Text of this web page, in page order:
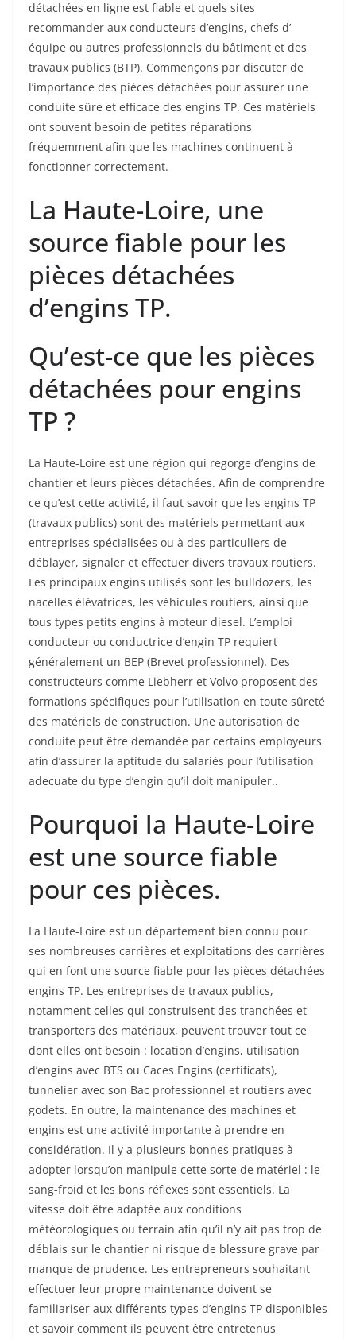
détachées en ligne est fiable et quels sites
recommander aux conducteurs d’engins, chefs d’
équipe ou autres professionnels du bâtiment et des
travaux publics (BTP). Commençons par discuter de
l’importance des pièces détachées pour assurer une
conduite sûre et efficace des engins TP. Ces matériels
ont souvent besoin de petites réparations
fréquemment afin que les machines continuent à
fonctionner correctement.
La Haute-Loire, une
source fiable pour les
pièces détachées
d’engins TP.
Qu’est-ce que les pièces
détachées pour engins
TP ?
La Haute-Loire est une région qui regorge d’engins de
chantier et leurs pièces détachées. Afin de comprendre
ce qu’est cette activité, il faut savoir que les engins TP
(travaux publics) sont des matériels permettant aux
entreprises spécialisées ou à des particuliers de
déblayer, signaler et effectuer divers travaux routiers.
Les principaux engins utilisés sont les bulldozers, les
nacelles élévatrices, les véhicules routiers, ainsi que
tous types petits engins à moteur diesel. L’emploi
conducteur ou conductrice d’engin TP requiert
généralement un BEP (Brevet professionnel). Des
constructeurs comme Liebherr et Volvo proposent des
formations spécifiques pour l’utilisation en toute sûreté
des matériels de construction. Une autorisation de
conduite peut être demandée par certains employeurs
afin d’assurer la aptitude du salariés pour l’utilisation
adecuate du type d’engin qu’il doit manipuler..
Pourquoi la Haute-Loire
est une source fiable
pour ces pièces.
La Haute-Loire est un département bien connu pour
ses nombreuses carrières et exploitations des carrières
qui en font une source fiable pour les pièces détachées
engins TP. Les entreprises de travaux publics,
notamment celles qui construisent des tranchées et
transporters des matériaux, peuvent trouver tout ce
dont elles ont besoin : location d’engins, utilisation
d’engins avec BTS ou Caces Engins (certificats),
tunnelier avec son Bac professionnel et routiers avec
godets. En outre, la maintenance des machines et
engins est une activité importante à prendre en
considération. Il y a plusieurs bonnes pratiques à
adopter lorsqu’on manipule cette sorte de matériel : le
sang-froid et les bons réflexes sont essentiels. La
vitesse doit être adaptée aux conditions
météorologiques ou terrain afin qu’il n’y ait pas trop de
déblais sur le chantier ni risque de blessure grave par
manque de prudence. Les entrepreneurs souhaitant
effectuer leur propre maintenance doivent se
familiariser aux différents types d’engins TP disponibles
et savoir comment ils peuvent être entretenus